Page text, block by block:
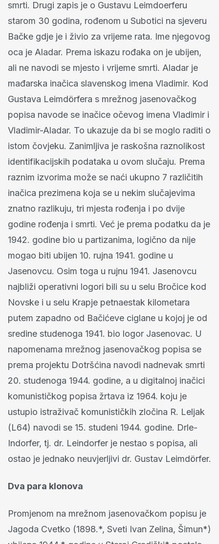
smrti. Drugi zapis je o Gustavu Leimdoerferu
starom 30 godina, rođenom u Subotici na sjeveru
Bačke gdje je i živio za vrijeme rata. Ime njegovog
oca je Aladar. Prema iskazu rođaka on je ubijen,
ali ne navodi se mjesto i vrijeme smrti. Aladar je
mađarska inačica slavenskog imena Vladimir. Kod
Gustava Leimdörfera s mrežnog jasenovačkog
popisa navode se inačice očevog imena Vladimir i
Vladimir-Aladar. To ukazuje da bi se moglo raditi o
istom čovjeku. Zanimljiva je raskošna raznolikost
identifikacijskih podataka u ovom slučaju. Prema
raznim izvorima može se naći ukupno 7 različitih
inačica prezimena koja se u nekim slučajevima
znatno razlikuju, tri mjesta rođenja i po dvije
godine rođenja i smrti. Već je prema podatku da je
1942. godine bio u partizanima, logično da nije
mogao biti ubijen 10. rujna 1941. godine u
Jasenovcu. Osim toga u rujnu 1941. Jasenovcu
najbliži operativni logori bili su u selu Bročice kod
Novske i u selu Krapje petnaestak kilometara
putem zapadno od Bačićeve ciglane u kojoj je od
sredine studenoga 1941. bio logor Jasenovac. U
napomenama mrežnog jasenovačkog popisa se
prema projektu Dotršćina navodi nadnevak smrti
20. studenoga 1944. godine, a u digitalnoj inačici
komunističkog popisa žrtava iz 1964. koju je
ustupio istraživač komunističkih zločina R. Leljak
(L64) navodi se 15. studeni 1944. godine. Drle-
Indorfer, tj. dr. Leindorfer je nestao s popisa, ali
ostao je jednako neuvjerljivi dr. Gustav Leimdörfer.
Dva para klonova
Promjenom na mrežnom jasenovačkom popisu je
Jagoda Cvetko (1898.*, Sveti Ivan Zelina, Šimun*)